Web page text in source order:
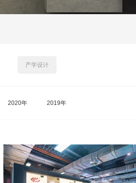
产学设计
2020年 2019年